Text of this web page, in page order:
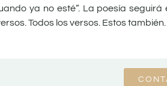
ya no esté”. La poesía
Todos los versos. Estos también.